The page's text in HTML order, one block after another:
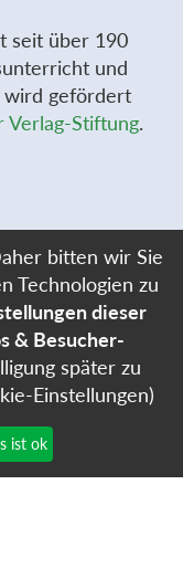
seit über 190
und
wird gefördert
Verlag-Stiftung.
bitten wir Sie
Technologien zu
dieser
& Besucher-
später zu
Einstellungen)
ist ok